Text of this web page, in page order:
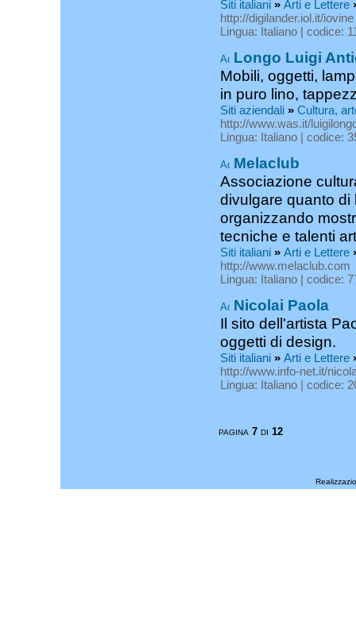
Siti italiani » Arti e Lettere
http://digilander.iol.it/iovine
Lingua: Italiano | codice:
Longo Luigi
Mobili, oggetti,
in puro lino,
Siti aziendali » Cultura,
http://www.was.it/
Lingua: Italiano | codice:
Melaclub
Associazione
divulgare quanto di
organizzando
tecniche e talenti
Siti italiani » Arti e Lettere
http://www.melaclub.com
Lingua: Italiano | codice:
Nicolai Paola
Il sito dell'artista
oggetti di design.
Siti italiani » Arti e Lettere
http://www.info-net.it/
Lingua: Italiano | codice:
PAGINA 7 DI 12